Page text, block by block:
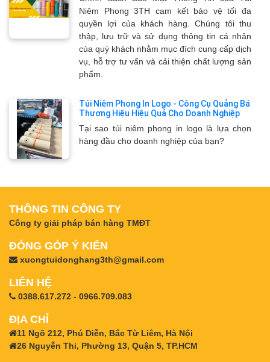
Niêm Phong 3TH cam kết bảo vệ tối đa
quyền lợi của khách hàng. Chúng tôi thu
thập, lưu trữ và sử dụng thông tin cá nhân
của quý khách nhằm mục đích cung cấp dịch
vụ, hỗ trợ tư vấn và cải thiện chất lượng sản
phẩm.
Túi Niêm Phong In Logo - Công Cụ Quảng Bá
Thương Hiệu Hiệu Quả Cho Doanh Nghiệp
Tại sao túi niêm phong in logo là lựa chọn
hàng đầu cho doanh nghiệp của bạn?
THÔNG TIN CÔNG TY
Công ty giải pháp bán hàng TMĐT
ĐÓNG GÓP Ý KIẾN
xuongtuidonghang3th@gmail.com
LIÊN HỆ
0388.617.272 - 0966.709.083
ĐỊA CHỈ
11 Ngõ 212, Phú Diễn, Bắc Từ Liêm, Hà Nội
26 Nguyễn Thi, Phường 13, Quận 5, TP.HCM